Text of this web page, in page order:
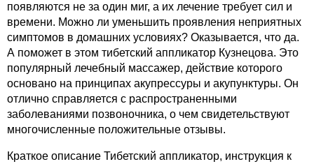
появляются не за один миг, а их лечение требует сил и
времени. Можно ли уменьшить проявления неприятных
симптомов в домашних условиях? Оказывается, что да.
А поможет в этом тибетский аппликатор Кузнецова. Это
популярный лечебный массажер, действие которого
основано на принципах акупрессуры и акупунктуры. Он
отлично справляется с распространенными
заболеваниями позвоночника, о чем свидетельствуют
многочисленные положительные отзывы.
Краткое описание Тибетский аппликатор, инструкция к